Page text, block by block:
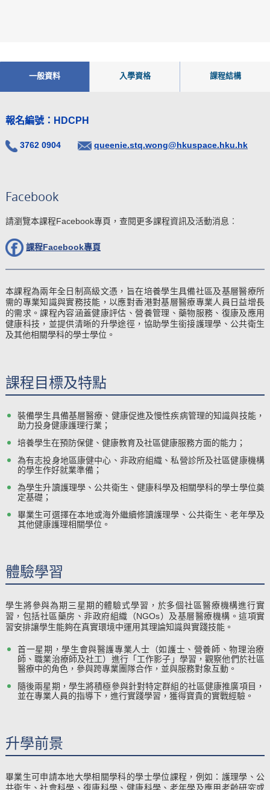
一般資料 入學資格 課程結構
報名編號： HDCPH
3762 0904 queenie.stq.wong@hkuspace.hku.hk
Facebook
請瀏覽本課程Facebook專頁，查閱更多課程資訊及活動消息︰
課程Facebook專頁
本課程為兩年全日制高級文憑，旨在培養學生具備社區及基層醫療所
需的專業知識與實務技能，以應對香港對基層醫療專業人員日益增長
的需求。課程內容涵蓋健康評估、營養管理、藥物服務、復康及應用
健康科技，並提供清晰的升學途徑，協助學生銜接護理學、公共衛生
及其他相關學科的學士學位。
課程目標及特點
裝備學生具備基層醫療、健康促進及慢性疾病管理的知識與技能，
助力投身健康護理行業；
培養學生在預防保健、健康教育及社區健康服務方面的能力；
為有志投身地區康健中心、非政府組織、私營診所及社區健康機構
的學生作好就業準備；
為學生升讀護理學、公共衛生、健康科學及相關學科的學士學位奠
定基礎；
畢業生可選擇在本地或海外繼續修讀護理學、公共衛生、老年學及
其他健康護理相關學位。
體驗學習
學生將參與為期三星期的體驗式學習，於多個社區醫療機構進行實
習，包括社區藥房、非政府組織（NGOs）及基層醫療機構。這項實
習安排讓學生能夠在真實環境中運用其理論知識與實踐技能。
首一星期，學生會與醫護專業人士（如護士、營養師、物理治療
師、職業治療師及社工）進行「工作影子」學習，觀察他們於社區
醫療中的角色，參與跨專業團隊合作，並與服務對象互動。
隨後兩星期，學生將積極參與針對特定群組的社區健康推廣項目，
並在專業人員的指導下，進行實踐學習，獲得寶貴的實戰經驗。
升學前景
畢業生可申請本地大學相關學科的學士學位課程，例如：護理學、公
共衛生、社會科學、復康科學、健康科學、老年學及應用老齡研究或